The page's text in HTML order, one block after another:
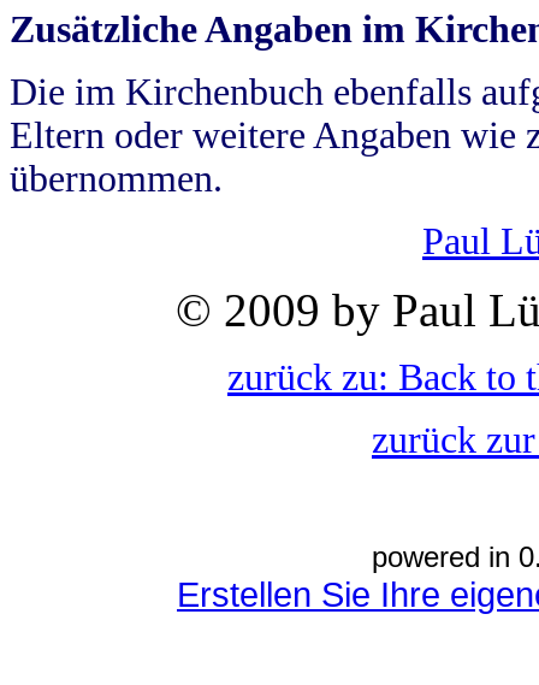
Zusätzliche Angaben im
Die im Kirchenbuch ebenfalls
Eltern oder weitere Angaben wie
übernommen.
Paul
© 2009 by Paul
zurück zu: Back to
zurück
powered in
Erstellen Sie Ihre